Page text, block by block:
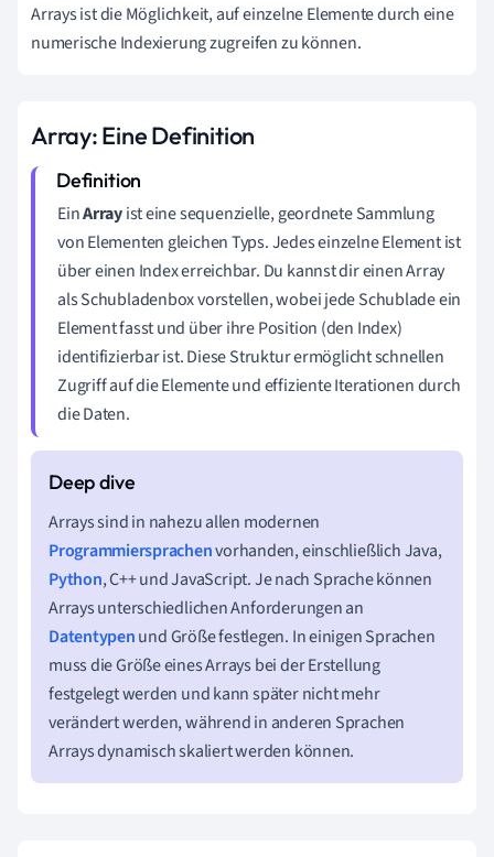
Arrays ist die Möglichkeit, auf einzelne Elemente durch eine
numerische Indexierung zugreifen zu können.
Array: Eine Definition
EinArrayist eine sequenzielle, geordnete Sammlung
von Elementen gleichen Typs. Jedes einzelne Element ist
über einen Index erreichbar. Du kannst dir einen Array
als Schubladenbox vorstellen, wobei jede Schublade ein
Element fasst und über ihre Position (den Index)
identifizierbar ist. Diese Struktur ermöglicht schnellen
Zugriff auf die Elemente und effiziente Iterationen durch
die Daten.
Arrays sind in nahezu allen modernen
Programmiersprachenvorhanden, einschließlich Java,
Python, C++ und JavaScript. Je nach Sprache können
Arrays unterschiedlichen Anforderungen an
Datentypenund Größe festlegen. In einigen Sprachen
muss die Größe eines Arrays bei der Erstellung
festgelegt werden und kann später nicht mehr
verändert werden, während in anderen Sprachen
Arrays dynamisch skaliert werden können.